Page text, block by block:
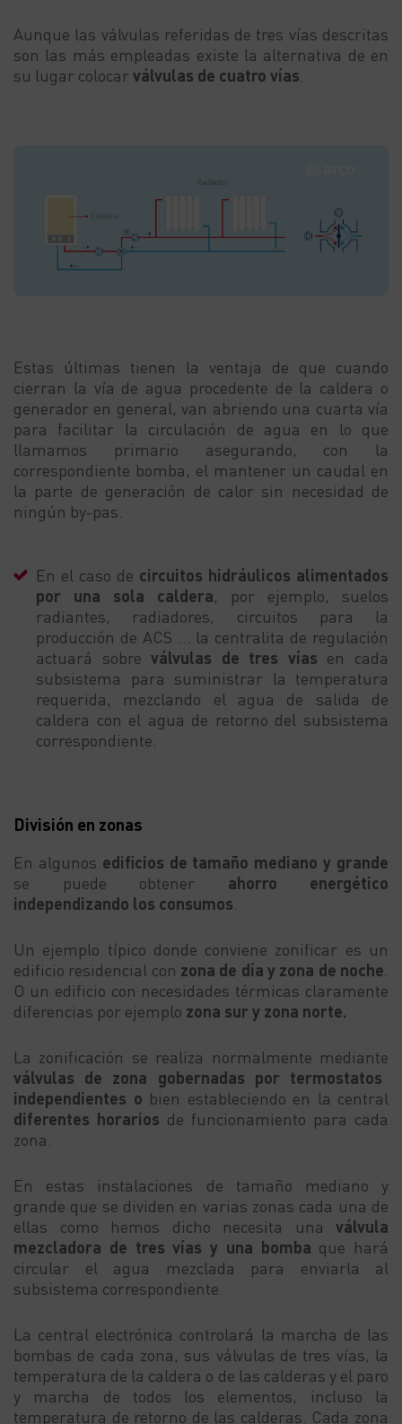
Aunque las válvulas referidas de tres vías descritas
son las más empleadas existe la alternativa de en
su lugar colocar válvulas de cuatro vías
Estas últimas tienen la ventaja de que cuando
cierran la vía de agua procedente de la caldera o
generador en general, van abriendo una cuarta vía
para facilitar la circulación de agua en lo que
llamamos primario asegurando, con la
correspondiente bomba, el mantener un caudal en
la parte de generación de calor sin necesidad de
ningún by-pas.
En el caso de circuitos hidráulicos alimentados
por una sola caldera, por ejemplo, suelos
radiantes, radiadores, circuitos para la
producción de ACS … la centralita de regulación
actuará sobreválvulas de tres vías en cada
subsistema para suministrar la temperatura
requerida, mezclando el agua de salida de
caldera con el agua de retorno del subsistema
correspondiente.
División en zonas
En algunos edificios de tamaño mediano y grande
se puede obtener ahorro energético
independizando los consumos
Un ejemplo típico donde conviene zonificar es un
edificio residencial con zona de día y zona de noche
O un edificio con necesidades térmicas claramente
diferencias por ejemplo zona sur y zona norte.
La zonificación se realiza normalmente mediante
válvulas de zona gobernadas por termostatos
independientes o bien estableciendo en la central
diferentes horarios de funcionamiento para cada
zona.
En estas instalaciones de tamaño mediano y
grande que se dividen en varias zonas cada una de
ellas como hemos dicho necesita una válvula
mezcladora de tres vías y una bomba que hará
circular el agua mezclada para enviarla al
subsistema correspondiente.
La central electrónica controlará la marcha de las
bombas de cada zona, sus válvulas de tres vías, la
temperatura de la caldera o de las calderas y el paro
y marcha de todos los elementos, incluso la
temperatura de retorno de las calderas. Cada zona